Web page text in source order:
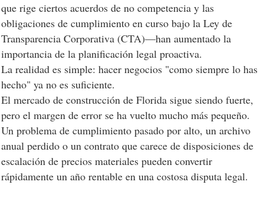
que rige ciertos acuerdos de no competencia y las
obligaciones de cumplimiento en curso bajo la Ley de
Transparencia Corporativa (CTA)—han aumentado la
importancia de la planificación legal proactiva.
La realidad es simple: hacer negocios "como siempre lo has
hecho" ya no es suficiente.
El mercado de construcción de Florida sigue siendo fuerte,
pero el margen de error se ha vuelto mucho más pequeño.
Un problema de cumplimiento pasado por alto, un archivo
anual perdido o un contrato que carece de disposiciones de
escalación de precios materiales pueden convertir
rápidamente un año rentable en una costosa disputa legal.